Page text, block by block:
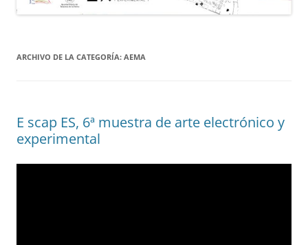
ARCHIVO DE LA CATEGORÍA: AEMA
E scap ES, 6ª muestra de arte electrónico y
experimental